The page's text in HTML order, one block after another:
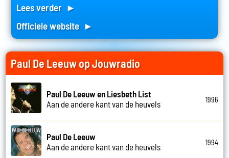
Lees verder ►
Officiele website ►
Paul De Leeuw op Jouwradio
Paul De Leeuw en Liesbeth List
Aan de andere kant van de heuvels
1996
Paul De Leeuw
Aan de andere kant van de heuvels
1994